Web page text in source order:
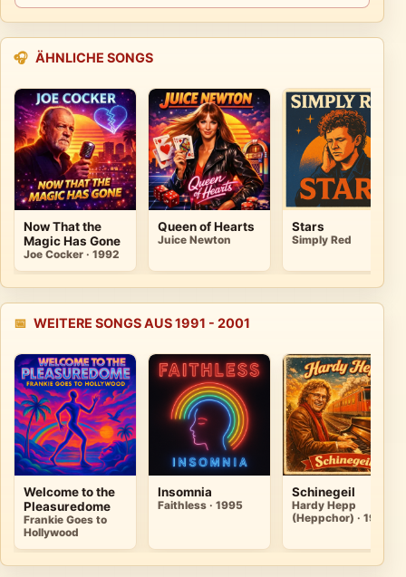
🎧 ÄHNLICHE SONGS
Now That the
Magic Has Gone
Joe Cocker · 1992
Queen of Hearts
Juice Newton
Stars
Simply Red
📅 WEITERE SONGS AUS 1991 - 2001
Welcome to the
Pleasuredome
Frankie Goes to
Hollywood
Insomnia
Faithless · 1995
Schinegeil
Hardy Hepp
(Heppchor) · 1995